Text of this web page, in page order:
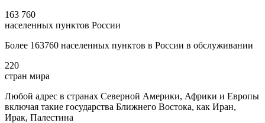
163 760
населенных пунктов России
Более 163760 населенных пунктов в России в обслуживании
220
стран мира
Любой адрес в странах Северной Америки, Африки и Европы
включая такие государства Ближнего Востока, как Иран,
Ирак, Палестина